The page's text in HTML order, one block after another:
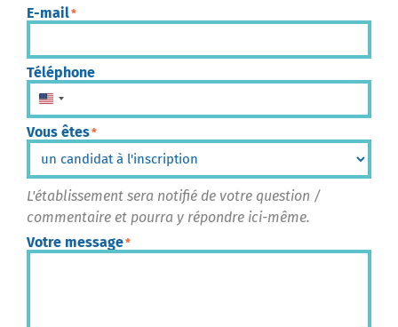
E-mail*
Téléphone
États-Unis +1
Vous êtes*
L'établissement sera notifié de votre question /
commentaire et pourra y répondre ici-même.
Votre message*